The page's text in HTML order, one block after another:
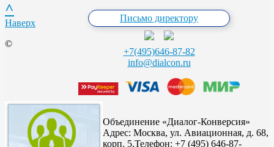
Письмо директору
+7(495)646-87-82
info@dialcon.ru
^
Наверх
©
Объединение «Диалог-Конверсия»
Адрес: Москва, ул. Авиационная, д. 68,
корп. 5,Телефон: +7 (495) 646-87-